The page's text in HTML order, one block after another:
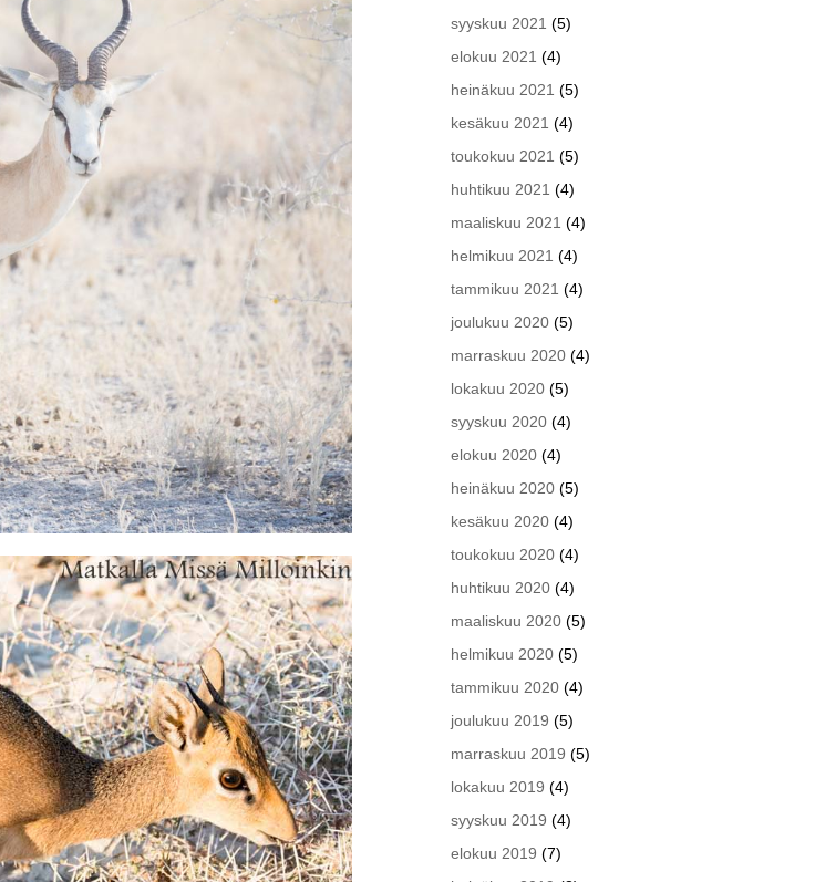
syyskuu 2021 (5)
elokuu 2021 (4)
heinäkuu 2021 (5)
kesäkuu 2021 (4)
toukokuu 2021 (5)
huhtikuu 2021 (4)
maaliskuu 2021 (4)
helmikuu 2021 (4)
tammikuu 2021 (4)
joulukuu 2020 (5)
marraskuu 2020 (4)
lokakuu 2020 (5)
syyskuu 2020 (4)
elokuu 2020 (4)
heinäkuu 2020 (5)
kesäkuu 2020 (4)
toukokuu 2020 (4)
huhtikuu 2020 (4)
maaliskuu 2020 (5)
helmikuu 2020 (5)
tammikuu 2020 (4)
joulukuu 2019 (5)
marraskuu 2019 (5)
lokakuu 2019 (4)
syyskuu 2019 (4)
elokuu 2019 (7)